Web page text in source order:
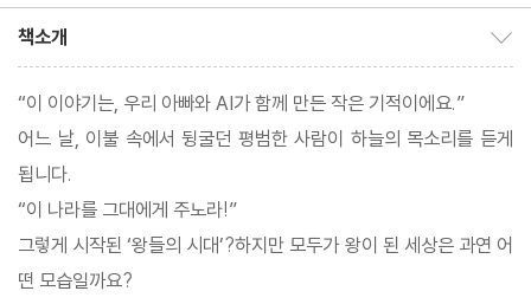
책소개
“이 이야기는, 우리 아빠와 AI가 함께 만든 작은 기적이에요.”
어느 날, 이불 속에서 뒹굴던 평범한 사람이 하늘의 목소리를 듣게
됩니다.
“이 나라를 그대에게 주노라!”
그렇게 시작된 ‘왕들의 시대’?하지만 모두가 왕이 된 세상은 과연 어
떤 모습일까요?